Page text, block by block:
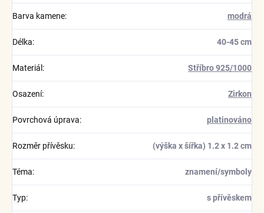
Barva kamene: modrá
Délka: 40-45 cm
Materiál : Stříbro 925/1000
Osazení: Zirkon
Povrchová úprava: platinováno
Rozměr přívěsku: (výška x šířka) 1.2 x 1.2 cm
Téma: znamení/symboly
Typ: s přívěskem